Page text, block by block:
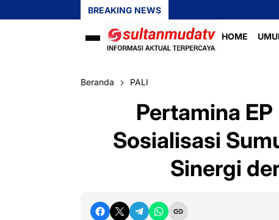
BREAKING NEWS
HOME
Beranda PALI
Pertamina
Sosialisasi
Sinergi